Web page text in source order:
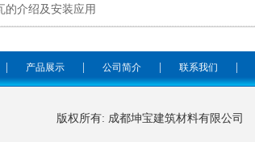
的介绍及安装应用
产品展示 公司简介 联系我们
版权所有: 成都坤宝建筑材料有限公司